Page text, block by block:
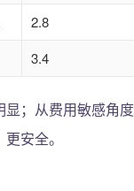
2.8
3.4
；从费用敏感角
安全。